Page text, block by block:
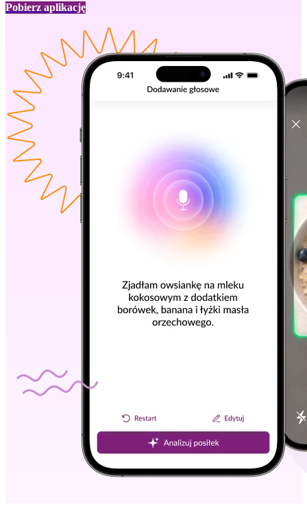
Pobierz aplikację